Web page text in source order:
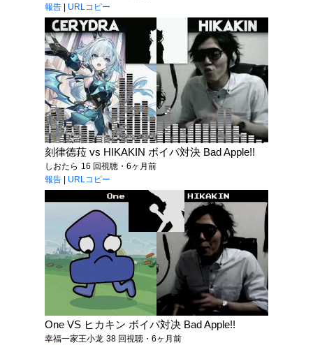
報告
URLコピー
刻律德菈 vs HIKAKIN ボイパ対決 Bad Apple!!
しおたら 16 回視聴・6ヶ月前
報告
URLコピー
One VS ヒカキン ボイパ対决 Bad Apple!!
幸福一家王小龙 38 回視聴・6ヶ月前